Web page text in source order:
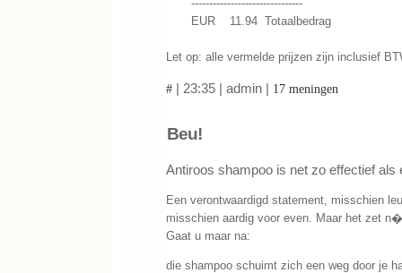
-------------------------------
EUR 11.94 Totaalbedrag
Let op: alle vermelde prijzen zijn inclusief
# | 23:35 | admin | 17 meningen
Beu!
Antiroos shampoo is net zo effectief als
Een verontwaardigd statement, misschien
misschien aardig voor even. Maar het zet
Gaat u maar na:
die shampoo schuimt zich een weg door je